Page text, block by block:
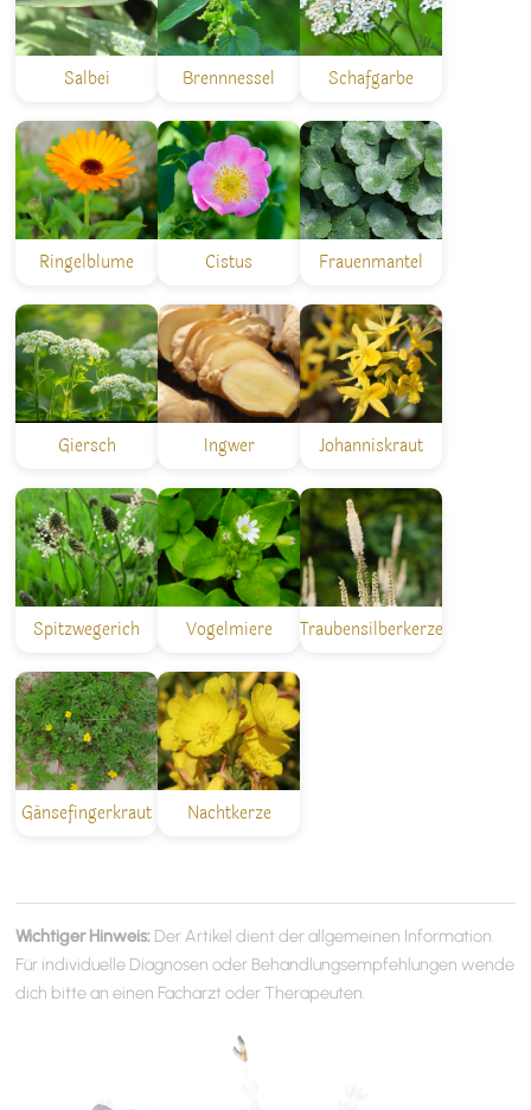
Salbei Brennnessel Schafgarbe
Ringelblume Cistus Frauenmantel
Giersch Ingwer Johanniskraut
Spitzwegerich Vogelmiere Traubensilberkerze
Gänsefingerkraut Nachtkerze
Wichtiger Hinweis: Der Artikel dient der allgemeinen Information.
Für individuelle Diagnosen oder Behandlungsempfehlungen wende
dich bitte an einen Facharzt oder Therapeuten.